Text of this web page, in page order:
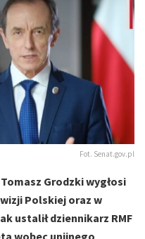
Fot. Senat.gov.pl
Grodzki wygłosi
Polskiej oraz w
ustalił dziennikarz RMF
wobec unijnego